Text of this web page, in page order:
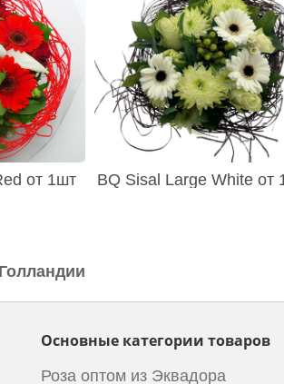
от 1шт BQ Sisal Large White от
Основные категории товаров
Роза оптом из Эквадора